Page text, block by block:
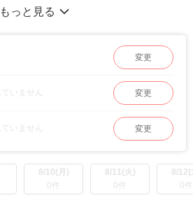
ーティー会場やオシャレなカフェ/パーティー専用
もっと見る
変更
いません 変更
いません 変更
8/10(月)
0件
8/11(火)
0件
8/12(
0件